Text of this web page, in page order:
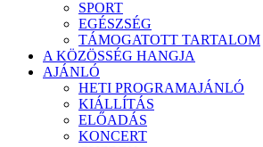
SPORT
EGÉSZSÉG
TÁMOGATOTT TARTALOM
A KÖZÖSSÉG HANGJA
AJÁNLÓ
HETI PROGRAMAJÁNLÓ
KIÁLLÍTÁS
ELŐADÁS
KONCERT